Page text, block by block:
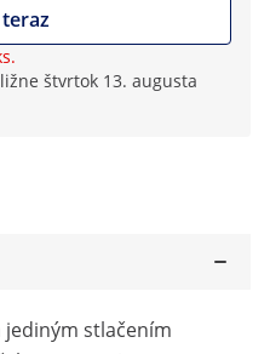
štvrtok 13. augusta
stlačením